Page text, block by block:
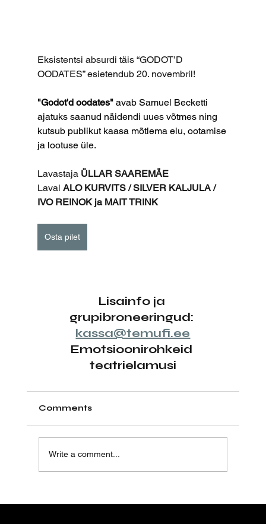
Eksistentsi absurdi täis “GODOT’D
OODATES” esietendub 20. novembril!
"Godot'd oodates" avab Samuel Becketti
ajatuks saanud näidendi uues võtmes ning
kutsub publikut kaasa mõtlema elu, ootamise
ja lootuse üle.
Lavastaja ÜLLAR SAAREMÄE
Laval ALO KURVITS / SILVER KALJULA /
IVO REINOK ja MAIT TRINK
Osta pilet
Lisainfo ja
grupibroneeringud:
kassa@temufi.ee
Emotsioonirohkeid
teatrielamusi
Comments
Write a comment...